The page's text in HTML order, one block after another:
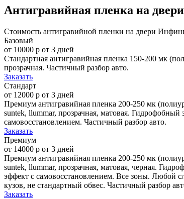
Антигравийная пленка на
Стоимость антигравийной пленки на двери
Базовый
от 10000 р от 3 дней
Стандартная антигравийная пленка 150-200 мк
прозрачная. Частичный разбор авто.
Заказать
Стандарт
от 12000 р от 3 дней
Премиум антигравийная пленка 200-250 мк
suntek, llummar, прозрачная, матовая. Гидрофобный
самовоcстановлением. Частичный разбор авто.
Заказать
Премиум
от 14000 р от 3 дней
Премиум антигравийная пленка 200-250 мк
suntek, llummar, прозрачная, матовая, черная.
эффект с самовоcстановлением. Все зоны. Любой
кузов, не стандартный обвес. Частичный разбор
Заказать